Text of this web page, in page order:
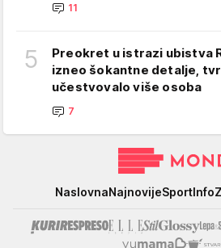
11
5
Preokret u istrazi ubistva
izneo šokantne detalje,
učestvovalo više osoba
7
NaslovnaNajnovijeSportInfo